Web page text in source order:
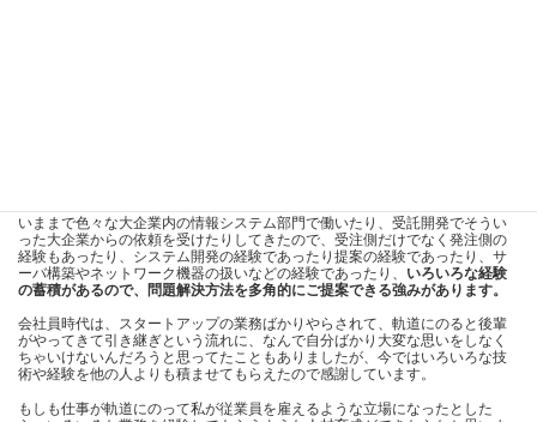
いままで色々な大企業内の情報システム部門で働いたり、受託開発でそうい
った大企業からの依頼を受けたりしてきたので、受注側だけでなく発注側の
経験もあったり、システム開発の経験であったり提案の経験であったり、サ
ーバ構築やネットワーク機器の扱いなどの経験であったり、 いろいろな経験
の蓄積があるので、問題解決方法を多角的にご提案できる強みがあります。
会社員時代は、スタートアップの業務ばかりやらされて、軌道にのると後輩
がやってきて引き継ぎという流れに、なんで自分ばかり大変な思いをしなく
ちゃいけないんだろうと思ってたこともありましたが、今ではいろいろな技
術や経験を他の人よりも積ませてもらえたので感謝しています。
もしも仕事が軌道にのって私が従業員を雇えるような立場になったとした